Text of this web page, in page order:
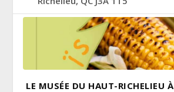
LE MUSÉE DU HAUT-RICHELIEU À